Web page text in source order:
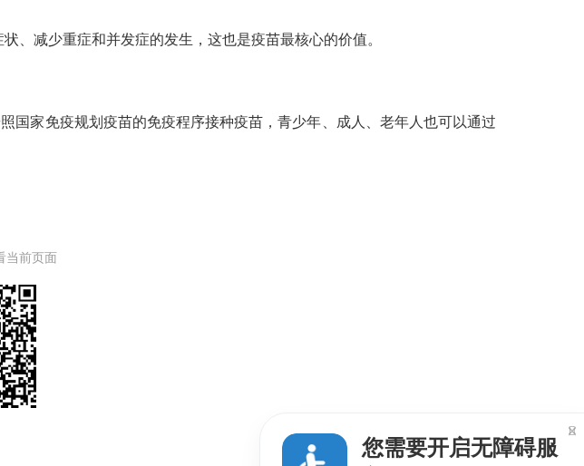
、减少重症和并发症的发生，这也是疫苗最核心的价值。
国家免疫规划疫苗的免疫程序接种疫苗，青少年、成人、老年人也可以通过
当前页面
您需要开启无障碍服
